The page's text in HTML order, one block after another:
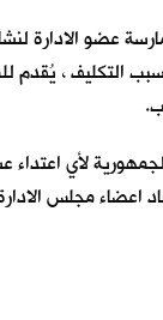
عضو الادارة
التكليف ، يُقدم
لأي
اعضاء مجلس